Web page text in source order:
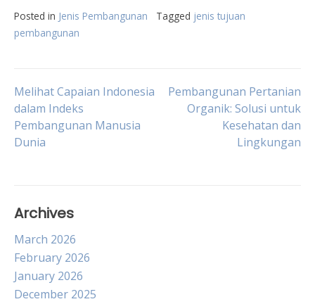
Posted in Jenis Pembangunan Tagged jenis tujuan
pembangunan
Post
navigation
Melihat Capaian Indonesia
dalam Indeks
Pembangunan Manusia
Dunia
Pembangunan Pertanian
Organik: Solusi untuk
Kesehatan dan
Lingkungan
Archives
March 2026
February 2026
January 2026
December 2025